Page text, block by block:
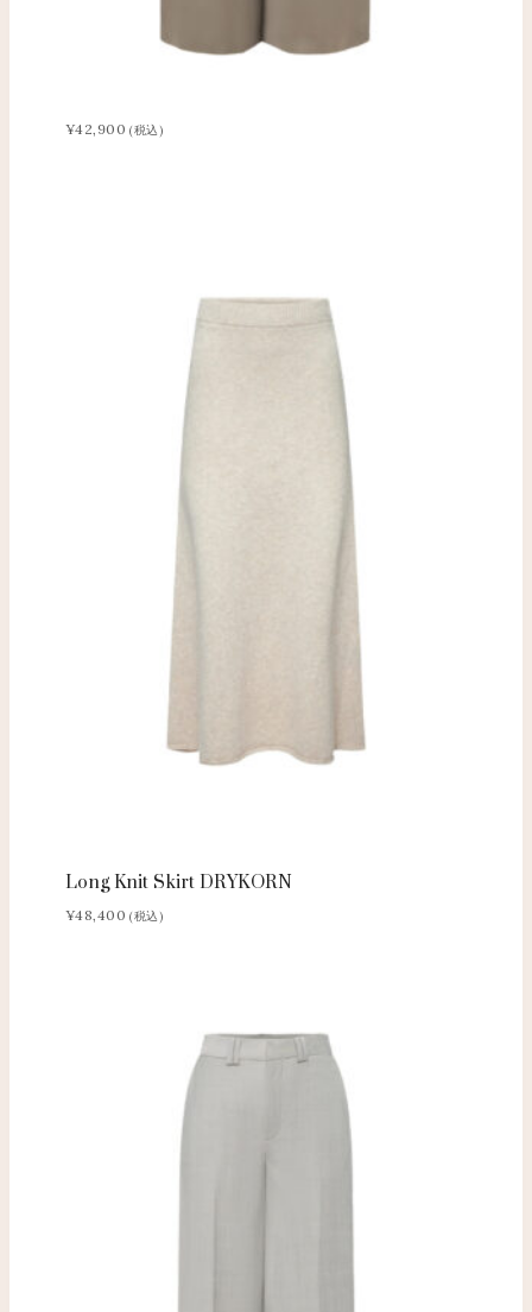
¥42,900 (税込)
Long Knit Skirt DRYKORN
¥48,400 (税込)